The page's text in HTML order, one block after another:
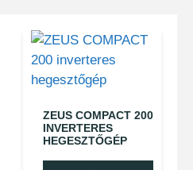
ZEUS COMPACT 200
INVERTERES
HEGESZTŐGÉP